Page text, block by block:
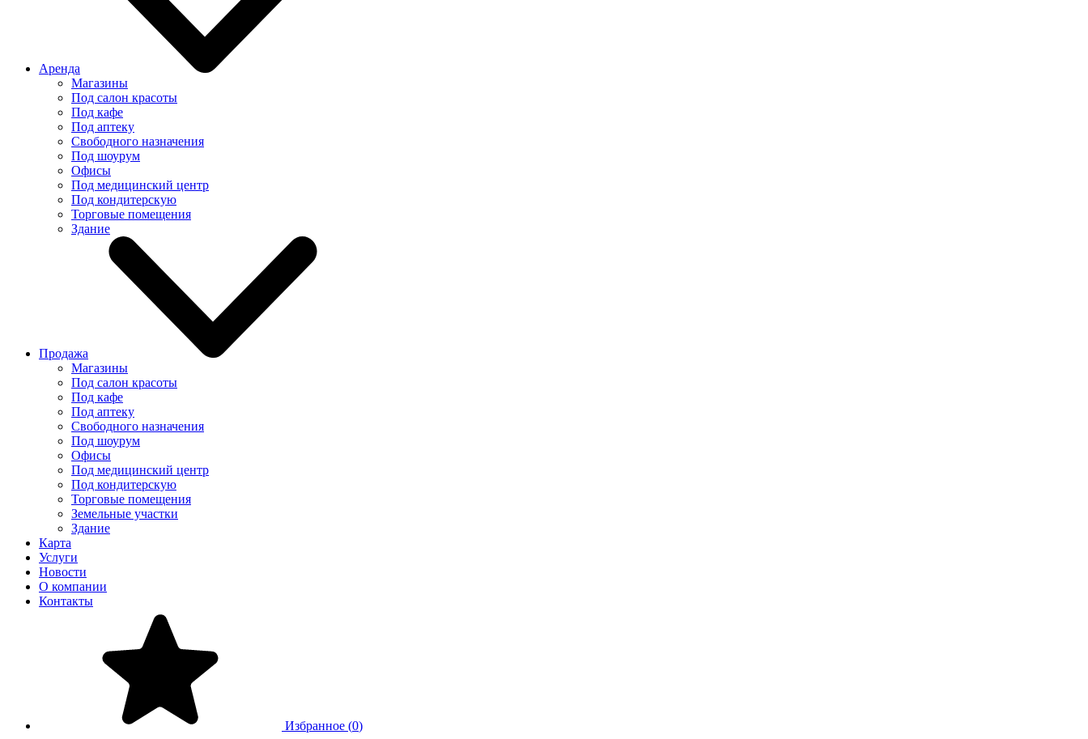
Аренда
Магазины
Под салон красоты
Под кафе
Под аптеку
Свободного назначения
Под шоурум
Офисы
Под медицинский центр
Под кондитерскую
Торговые помещения
Здание
Продажа
Магазины
Под салон красоты
Под кафе
Под аптеку
Свободного назначения
Под шоурум
Офисы
Под медицинский центр
Под кондитерскую
Торговые помещения
Земельные участки
Здание
Карта
Услуги
Новости
О компании
Контакты
Избранное (0)